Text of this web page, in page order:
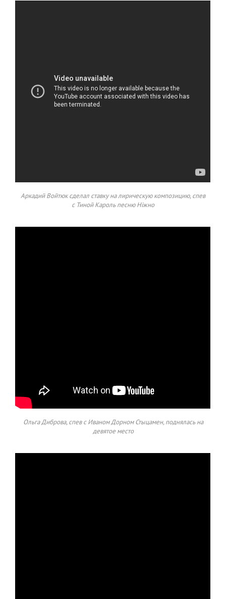
Аркадий Войтюк сделал ставку на лирическую композицию, спев
с Тиной Кароль песню Ніжно
Ольга Диброва, спев с Иваном Дорном Стыцамен, поднялась на
девятое место